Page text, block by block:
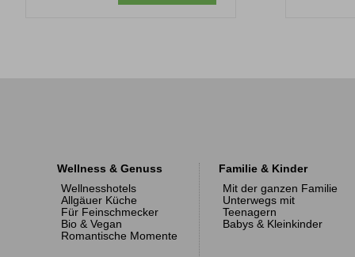
Wellness & Genuss
Wellnesshotels
Allgäuer Küche
Für Feinschmecker
Bio & Vegan
Romantische Momente
Familie & Kinder
Mit der ganzen Familie
Unterwegs mit
Teenagern
Babys & Kleinkinder